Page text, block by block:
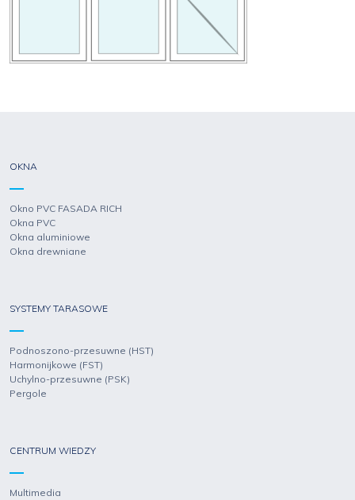
OKNA
Okno PVC FASADA RICH
Okna PVC
Okna aluminiowe
Okna drewniane
SYSTEMY TARASOWE
Podnoszono-przesuwne (HST)
Harmonijkowe (FST)
Uchylno-przesuwne (PSK)
Pergole
CENTRUM WIEDZY
Multimedia